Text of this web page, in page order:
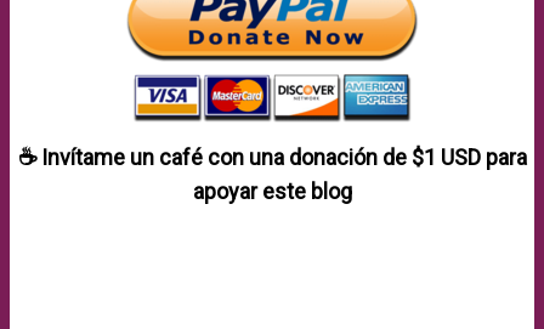
☕ Invítame un café con una donación de $1 USDpara
apoyar este blog